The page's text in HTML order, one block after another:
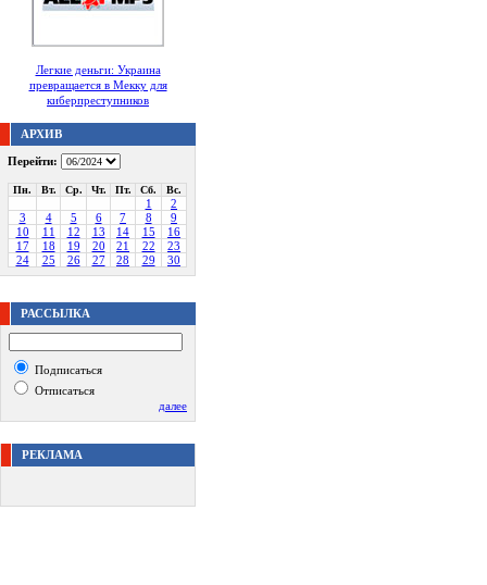
Легкие деньги: Украина
превращается в Мекку для
киберпреступников
АРХИВ
Перейти:
Пн. Вт. Ср. Чт. Пт. Сб. Вс.
1
2
3
4 5 6 7 8
9
10
11 12 13 14 15
16
17
18 19 20 21 22
23
24
25 26 27 28 29 30
РАССЫЛКА
Подписаться
Отписаться
далее
РЕКЛАМА